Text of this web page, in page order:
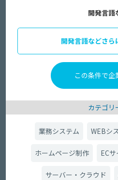
開発言語
開発言語などさら
カテゴリ
業務システム WEBシ
ホームページ制作 EC
サーバー・クラウド